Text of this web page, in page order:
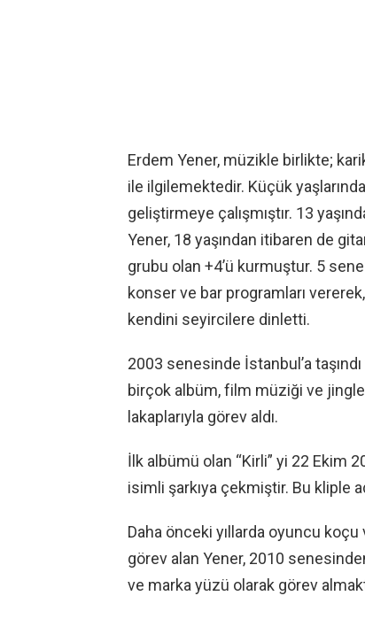
Erdem Yener, müzikle birlikte;
ile ilgilemektedir. Küçük
geliştirmeye çalışmıştır. 13
Yener, 18 yaşından itibaren de
grubu olan +4’ü kurmuştur. 5
konser ve bar programları
kendini seyircilere dinletti.
2003 senesinde İstanbul’a
birçok albüm, film müziği ve
lakaplarıyla görev aldı.
İlk albümü olan “Kirli” yi 22 Ekim
isimli şarkıya çekmiştir. Bu kliple
Daha önceki yıllarda oyuncu
görev alan Yener, 2010
ve marka yüzü olarak görev